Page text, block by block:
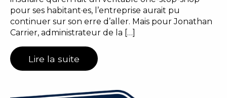
pour ses habitant·es, l’entreprise aurait pu
continuer sur son erre d’aller. Mais pour Jonathan
Carrier, administrateur de la […]
Lire la suite